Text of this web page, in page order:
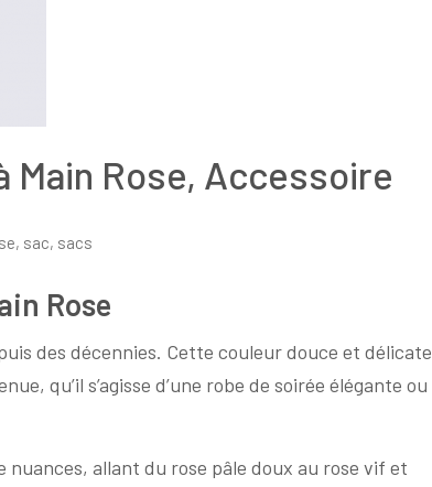
Main Rose, Accessoire
, sac, sacs
Rose
des décennies. Cette couleur douce et délicate
qu’il s’agisse d’une robe de soirée élégante ou
nuances, allant du rose pâle doux au rose vif et